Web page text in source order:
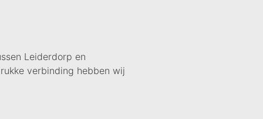
Leiderdorp en
verbinding hebben wij